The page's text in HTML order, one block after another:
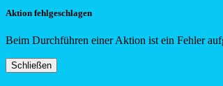
Aktion fehlgeschlagen
Beim Durchführen einer Aktion ist ein Fehler
Schließen